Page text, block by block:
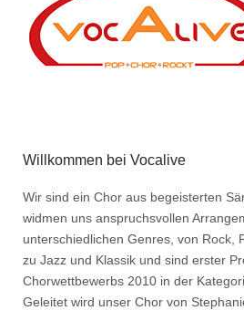
Willkommen bei Vocalive
Wir sind ein Chor aus begeisterten
widmen uns anspruchsvollen
unterschiedlichen Genres, von Rock,
zu Jazz und Klassik und sind erster
Chorwettbewerbs 2010 in der
Geleitet wird unser Chor von